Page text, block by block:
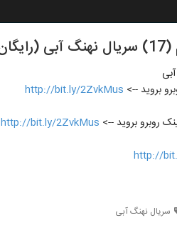
http://bit.ly/2ZvkMus
روبرو بروید --> http://bit.ly/2ZvkMus
http://
سریال نهنگ آبی